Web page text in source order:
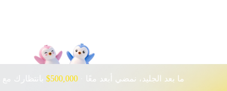
ما بعد الجليد، نمضي أبعد معًا · ‎$500,000 بانتظارك مع Pudgy Penguins